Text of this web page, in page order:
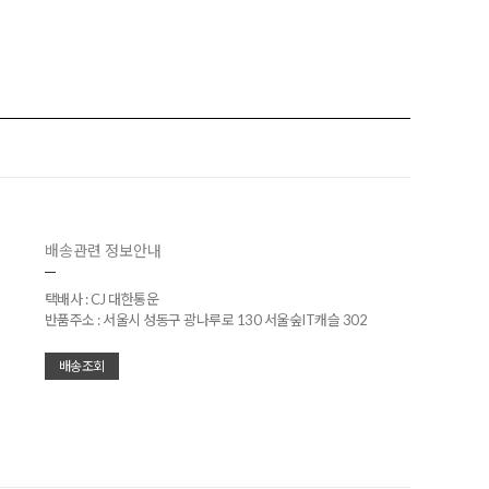
배송관련 정보안내
택배사 : CJ 대한통운
반품주소 : 서울시 성동구 광나루로 130 서울숲IT캐슬 302
배송조회